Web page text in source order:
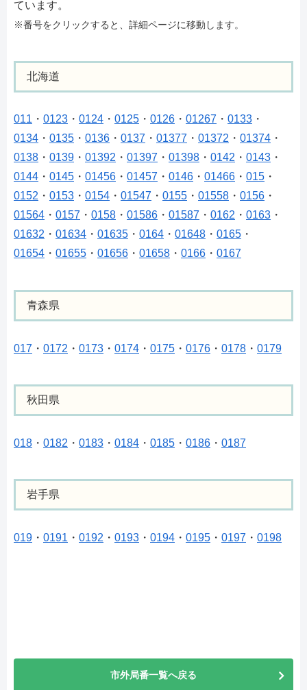
ています。
※番号をクリックすると、詳細ページに移動します。
北海道
011 ・ 0123 ・ 0124 ・ 0125 ・ 0126 ・ 01267 ・ 0133 ・
0134 ・ 0135 ・ 0136 ・ 0137 ・ 01377 ・ 01372 ・ 01374 ・
0138 ・ 0139 ・ 01392 ・ 01397 ・ 01398 ・ 0142 ・ 0143 ・
0144 ・ 0145 ・ 01456 ・ 01457 ・ 0146 ・ 01466 ・ 015 ・
0152 ・ 0153 ・ 0154 ・ 01547 ・ 0155 ・ 01558 ・ 0156 ・
01564 ・ 0157 ・ 0158 ・ 01586 ・ 01587 ・ 0162 ・ 0163 ・
01632 ・ 01634 ・ 01635 ・ 0164 ・ 01648 ・ 0165 ・
01654 ・ 01655 ・ 01656 ・ 01658 ・ 0166 ・ 0167
青森県
017 ・ 0172 ・ 0173 ・ 0174 ・ 0175 ・ 0176 ・ 0178 ・ 0179
秋田県
018 ・ 0182 ・ 0183 ・ 0184 ・ 0185 ・ 0186 ・ 0187
岩手県
019 ・ 0191 ・ 0192 ・ 0193 ・ 0194 ・ 0195 ・ 0197 ・ 0198
市外局番一覧へ戻る